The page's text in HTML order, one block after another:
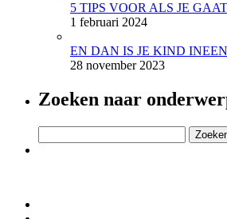
5 TIPS VOOR ALS JE
1 februari 2024
EN DAN IS JE KIND
28 november 2023
Zoeken naar
naar: